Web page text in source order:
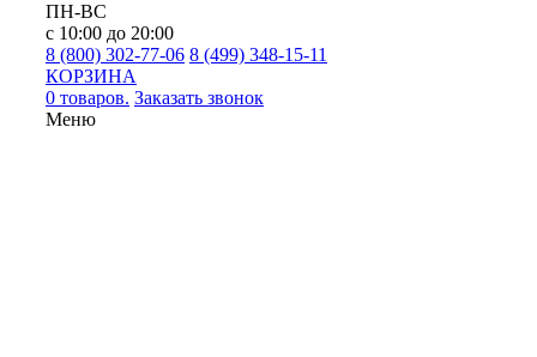
ПН-ВС
с 10:00 до 20:00
8 (800) 302-77-06 8 (499) 348-15-11
КОРЗИНА
0 товаров. Заказать звонок
Меню